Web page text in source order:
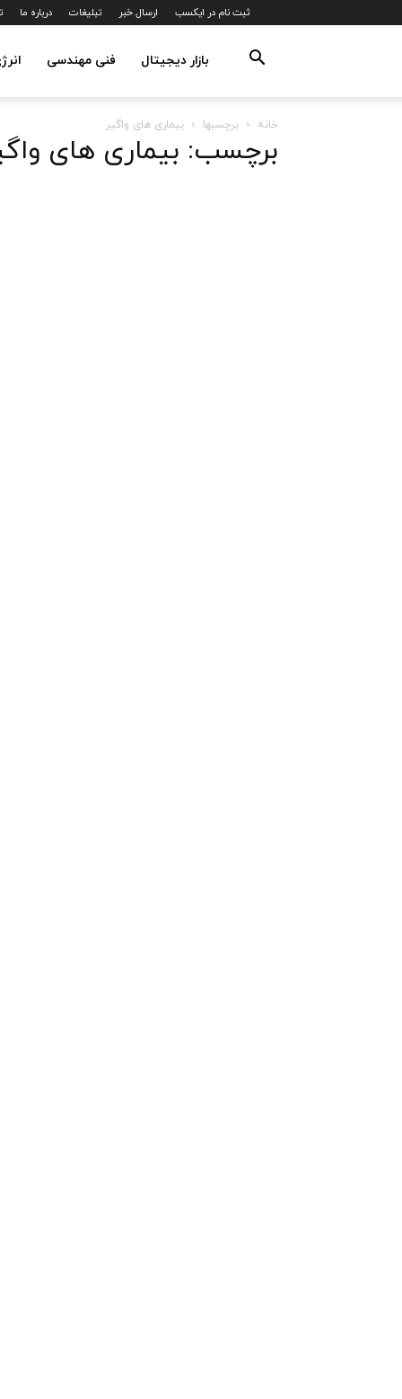
ثبت نام در ایکسب ارسال خبر تبلیغات درباره ما
فنی مهندسی بازار دیجیتال
خانه برچسبها بیماری های واگیر
برچسب: بیماری های